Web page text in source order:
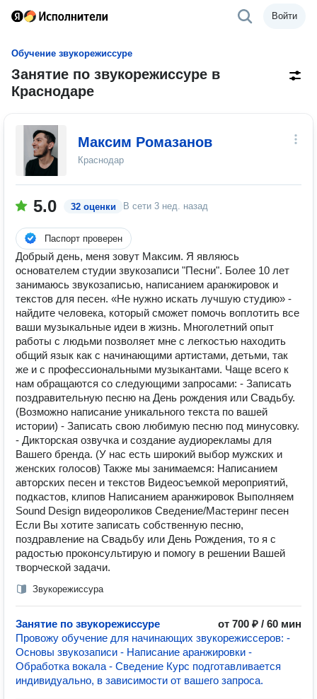
Войти
Обучение звукорежиссуре
Занятие по звукорежиссуре в
Краснодаре
Максим Ромазанов
Краснодар
5.0 32 оценки В сети 3 нед. назад
Паспорт проверен
Добрый день, меня зовут Максим. Я являюсь
основателем студии звукозаписи "Песни". Более 10 лет
занимаюсь звукозаписью, написанием аранжировок и
текстов для песен. «Не нужно искать лучшую студию» -
найдите человека, который сможет помочь воплотить все
ваши музыкальные идеи в жизнь. Многолетний опыт
работы с людьми позволяет мне с легкостью находить
общий язык как с начинающими артистами, детьми, так
же и с профессиональными музыкантами. Чаще всего к
нам обращаются со следующими запросами: - Записать
поздравительную песню на День рождения или Свадьбу.
(Возможно написание уникального текста по вашей
истории) - Записать свою любимую песню под минусовку.
- Дикторская озвучка и создание аудиорекламы для
Вашего бренда. (У нас есть широкий выбор мужских и
женских голосов) Также мы занимаемся: Написанием
авторских песен и текстов Видеосъемкой мероприятий,
подкастов, клипов Написанием аранжировок Выполняем
Sound Design видеороликов Сведение/Мастеринг песен
Если Вы хотите записать собственную песню,
поздравление на Свадьбу или День Рождения, то я с
радостью проконсультирую и помогу в решении Вашей
творческой задачи.
Звукорежиссура
Занятие по звукорежиссуре
от 700 ₽ / 60 мин
Провожу обучение для начинающих звукорежиссеров: -
Основы звукозаписи - Написание аранжировки -
Обработка вокала - Сведение Курс подготавливается
индивидуально, в зависимости от вашего запроса.